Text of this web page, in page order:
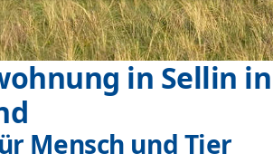
in Sellin
Mensch und Tier